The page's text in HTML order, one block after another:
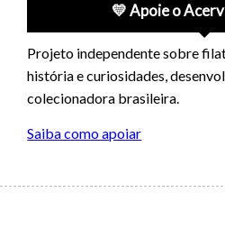
💛 Apoie o
Projeto independente sobre
história e curiosidades,
colecionadora brasileira.
Saiba como apoiar